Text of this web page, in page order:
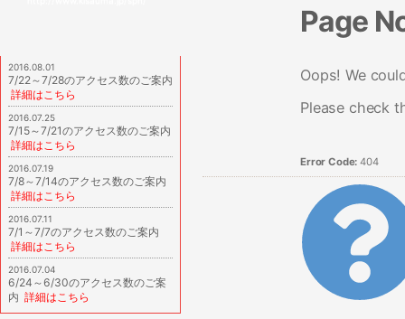
2016.08.01
7/22～7/28のアクセス数のご案内
詳細はこちら
2016.07.25
7/15～7/21のアクセス数のご案内
詳細はこちら
2016.07.19
7/8～7/14のアクセス数のご案内
詳細はこちら
2016.07.11
7/1～7/7のアクセス数のご案内
詳細はこちら
2016.07.04
6/24～6/30のアクセス数のご案
内 詳細はこちら
Page
Oops! We
Please check
Error Code: 404